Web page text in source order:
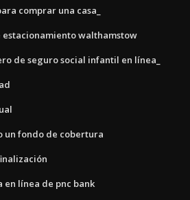
comprar una casa_
estacionamiento walthamstow
de seguro social infantil en línea_
un fondo de cobertura
en línea de pnc bank